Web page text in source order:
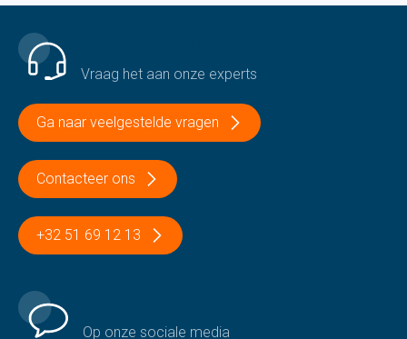
Vraag het aan onze experts
Ga naar veelgestelde vragen
Contacteer ons
+32 51 69 12 13
Op onze sociale media